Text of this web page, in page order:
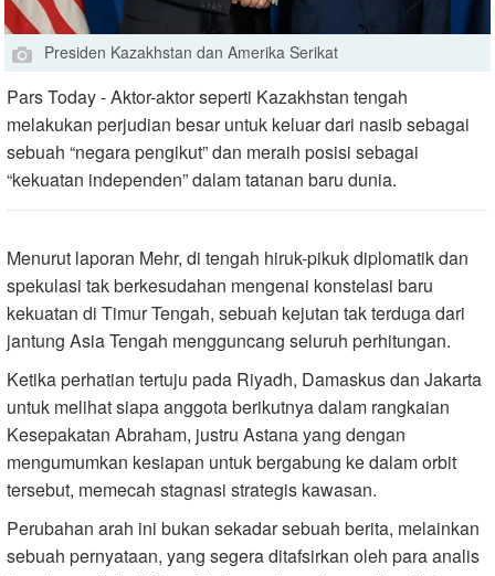
Presiden Kazakhstan dan Amerika Serikat
Pars Today - Aktor-aktor seperti Kazakhstan tengah
melakukan perjudian besar untuk keluar dari nasib sebagai
sebuah “negara pengikut” dan meraih posisi sebagai
“kekuatan independen” dalam tatanan baru dunia.
Menurut laporan Mehr, di tengah hiruk-pikuk diplomatik dan
spekulasi tak berkesudahan mengenai konstelasi baru
kekuatan di Timur Tengah, sebuah kejutan tak terduga dari
jantung Asia Tengah mengguncang seluruh perhitungan.
Ketika perhatian tertuju pada Riyadh, Damaskus dan Jakarta
untuk melihat siapa anggota berikutnya dalam rangkaian
Kesepakatan Abraham, justru Astana yang dengan
mengumumkan kesiapan untuk bergabung ke dalam orbit
tersebut, memecah stagnasi strategis kawasan.
Perubahan arah ini bukan sekadar sebuah berita, melainkan
sebuah pernyataan, yang segera ditafsirkan oleh para analis